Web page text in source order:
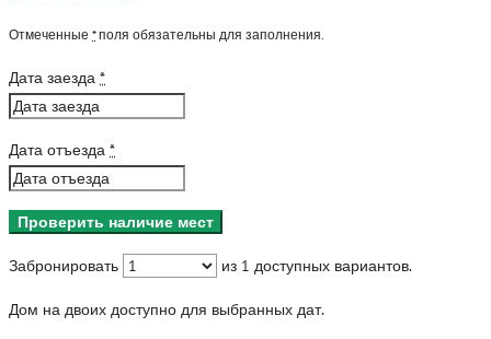
Отмеченные *поля обязательны для заполнения.
Дата заезда *
Дата отъезда *
Забронировать из 1 доступных вариантов.
Дом на двоих доступно для выбранных дат.